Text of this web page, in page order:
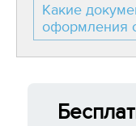
Какие
оформления